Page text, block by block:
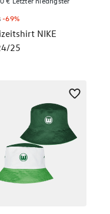
-69%
NIKE
25